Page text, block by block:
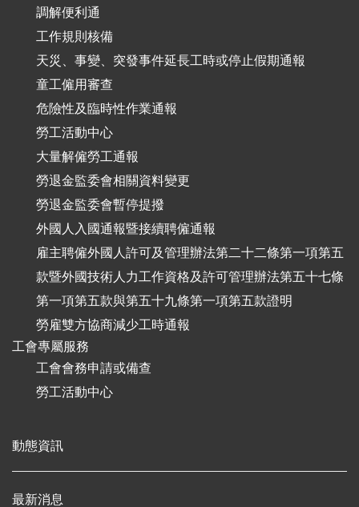
調解便利通
工作規則核備
天災、事變、突發事件延長工時或停止假期通報
童工僱用審查
危險性及臨時性作業通報
勞工活動中心
大量解僱勞工通報
勞退金監委會相關資料變更
勞退金監委會暫停提撥
外國人入國通報暨接續聘僱通報
雇主聘僱外國人許可及管理辦法第二十二條第一項第五
款暨外國技術人力工作資格及許可管理辦法第五十七條
第一項第五款與第五十九條第一項第五款證明
勞雇雙方協商減少工時通報
工會專屬服務
工會會務申請或備查
勞工活動中心
動態資訊
最新消息